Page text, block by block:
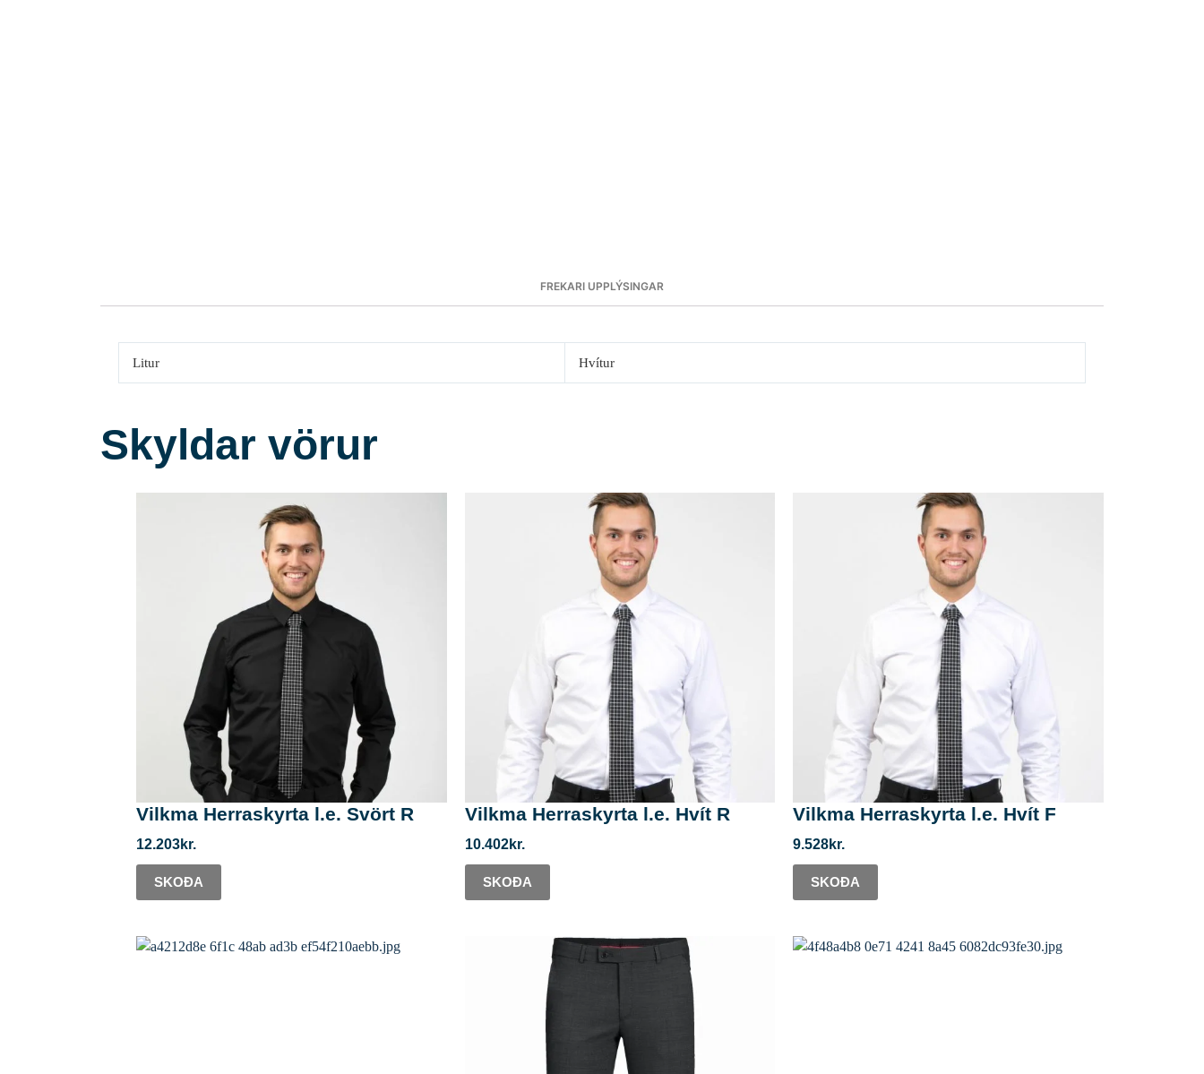
FREKARI UPPLÝSINGAR
Litur Hvítur
Skyldar vörur
Vilkma Herraskyrta l.e. Svört R
12.203kr.
SKOÐA
Vilkma Herraskyrta l.e. Hvít R
10.402kr.
SKOÐA
Vilkma Herraskyrta l.e. Hvít F
9.528kr.
SKOÐA